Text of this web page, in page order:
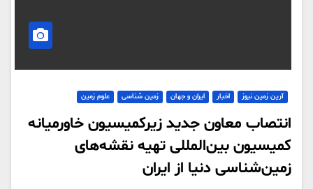
آرین زمین نیوز اخبار ایران و جهان زمین شناسی علوم زمین
انتصاب معاون جدید زیرکمیسیون خاورمیانه
کمیسیون بین‌المللی تهیه نقشه‌های
زمین‌شناسی دنیا از ایران